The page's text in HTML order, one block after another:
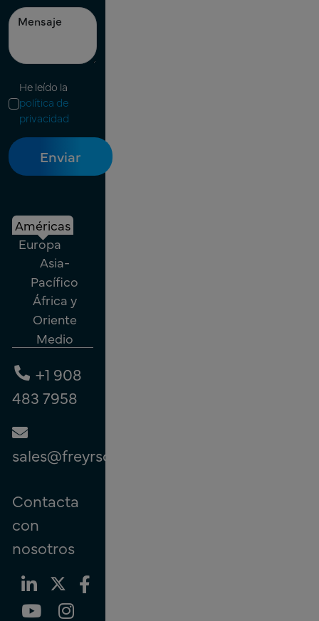
He leído la
política de
privacidad
Américas
Europa
Asia-
Pacífico
África y
Oriente
Medio
+1 908
483 7958
sales@freyrsolutions.com
Contacta
con
nosotros